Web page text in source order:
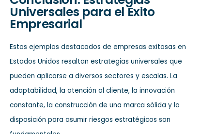
Universales para el Éxito
Empresarial
Estos ejemplos destacados de empresas exitosas en
Estados Unidos resaltan estrategias universales que
pueden aplicarse a diversos sectores y escalas. La
adaptabilidad, la atención al cliente, la innovación
constante, la construcción de una marca sólida y la
disposición para asumir riesgos estratégicos son